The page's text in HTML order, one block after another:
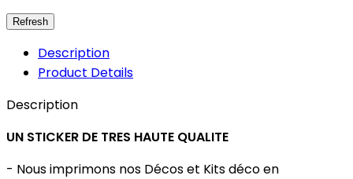
Description
Product Details
Description
UN STICKER DE TRES HAUTE QUALITE
- Nous imprimons nos Décos et Kits déco en